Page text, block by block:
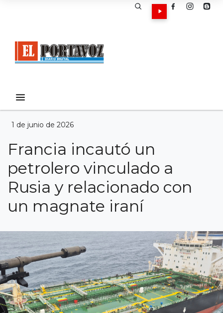
1 de junio de 2026
Francia incautó un
petrolero vinculado a
Rusia y relacionado con
un magnate iraní